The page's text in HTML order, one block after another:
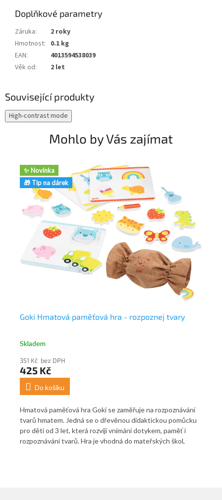
Doplňkové parametry
Záruka:
2 roky
Hmotnost: 0.1 kg
EAN:
4013594538039
Věk od: 2 let
Související produkty
High-contrast mode
Mohlo by Vás zajímat
✨ Novinka
🎁 Tip na dárek
Goki Hmatová paměťová hra - rozpoznej tvary
Skladem
351 Kč bez DPH
425 Kč
Do košíku
Hmatová paměťová hra Goki se zaměřuje na rozpoznávání
tvarů hmatem. Jedná se o dřevěnou didaktickou pomůcku
pro děti od 3 let, která rozvíjí vnímání dotykem, paměť i
rozpoznávání tvarů. Hra je vhodná do mateřských škol,